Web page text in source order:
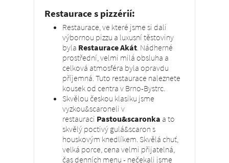
Restaurace s pizzérií:
Restaurace, ve které jsme si dali
výbornou pizzu a luxusní těstoviny
byla Restaurace Akát. Nádherné
prostřední, velmi milá obsluha a
celková atmosféra byla opravdu
příjemná. Tuto restaurace naleznete
kousek od centra v Brno-Bystrc.
Skvělou českou klasiku jsme
vyzkou&scaroneli v
restauraci Pastou&scaronka a to
skvělý poctivý gulá&scaron s
houskovým knedlíkem. Skvělá chuť,
velká porce, cena velmi přijatelná,
čas denních menu - nečekali jsme